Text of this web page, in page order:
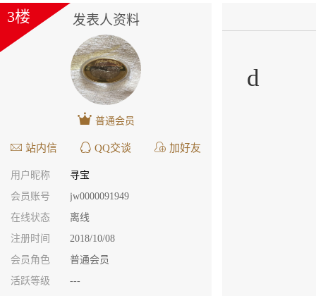
发表人资料
3楼
普通会员
站内信 QQ交谈 加好友
用户昵称
寻宝
会员账号
jw0000091949
在线状态
离线
注册时间
2018/10/08
会员角色
普通会员
活跃等级
---
d